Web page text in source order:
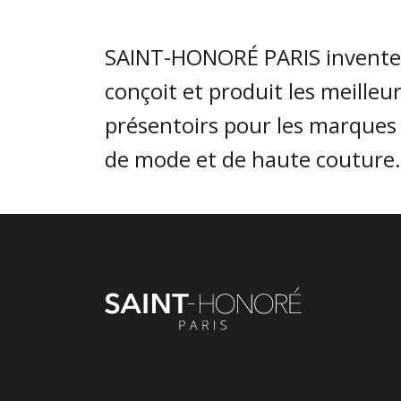
SAINT-HONORÉ PARIS
conçoit et produit les
présentoirs pour les marques
de mode et de haute couture.